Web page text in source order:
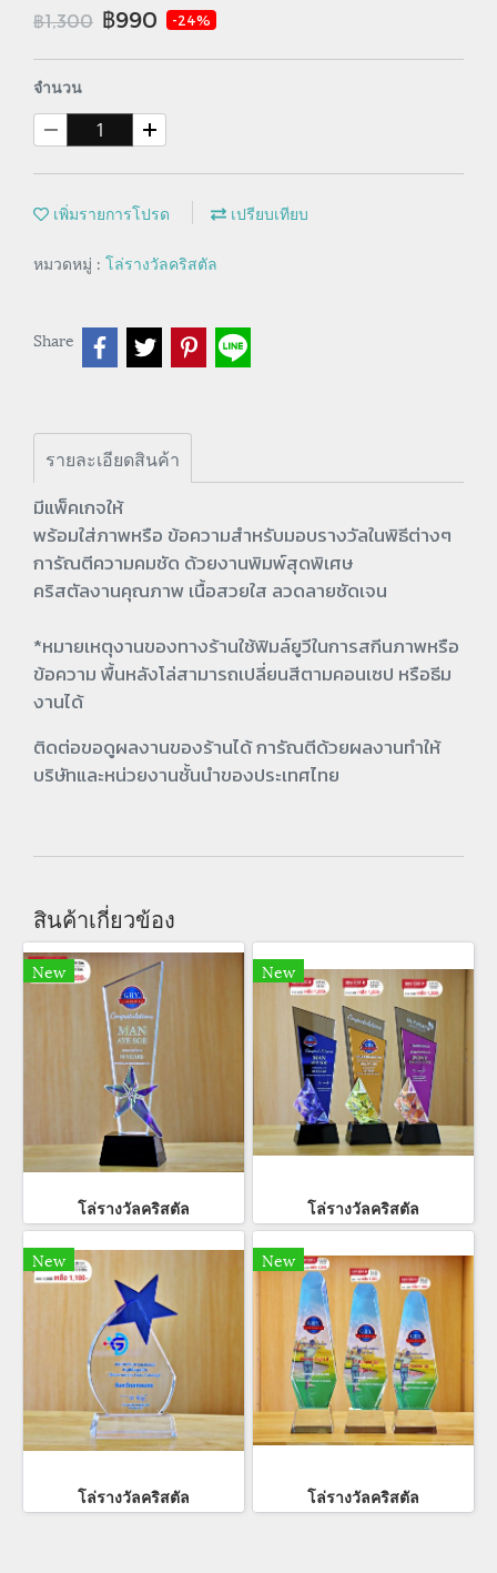
฿1,300 ฿990 -24%
จำนวน
เพิ่มรายการโปรด เปรียบเทียบ
หมวดหมู่ : โล่รางวัลคริสตัล
Share
รายละเอียดสินค้า
มีแพ็คเกจให้
พร้อมใส่ภาพหรือ ข้อความสำหรับมอบรางวัลในพิธีต่างๆ
การัณตีความคมชัด ด้วยงานพิมพ์สุดพิเศษ
คริสตัลงานคุณภาพ เนื้อสวยใส ลวดลายชัดเจน
*หมายเหตุงานของทางร้านใช้ฟิมล์ยูวีในการสกีนภาพหรือ
ข้อความ พื้นหลังโล่สามารถเปลี่ยนสีตามคอนเซป หรือธีม
งานได้
ติดต่อขอดูผลงานของร้านได้ การัณตีด้วยผลงานทำให้
บริษัทและหน่วยงานชั้นนำของประเทศไทย
สินค้าเกี่ยวข้อง
New
โล่รางวัลคริสตัล
New
โล่รางวัลคริสตัล
New
โล่รางวัลคริสตัล
New
โล่รางวัลคริสตัล